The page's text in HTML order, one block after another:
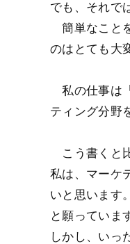
でも、それで
簡単なこと
のはとても大
私の仕事は
ティング分野
こう書くと
私は、マーケ
いと思います
と願っていま
しかし、いっ